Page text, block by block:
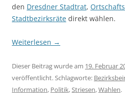
den Dresdner Stadtrat,
Stadtbezirksräte direkt wählen.
Weiterlesen →
Dieser Beitrag wurde am 19. Februar
veröffentlicht. Schlagworte:
Information, Politik,Striesen,Wahlen.